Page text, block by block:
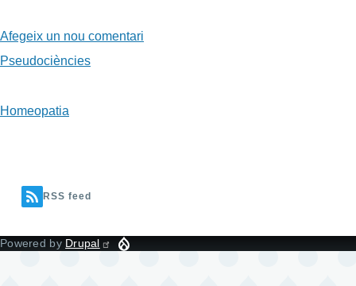
Afegeix un nou comentari
Pseudociències
Homeopatia
RSS feed
Powered by Drupal